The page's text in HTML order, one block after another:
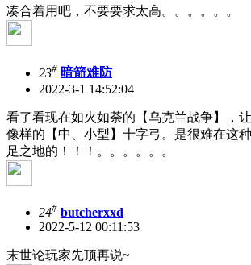
凑合着用吧，不要要求太高。。。。。。
23# 暗箭难防
2022-3-1 14:52:04
看了看现在如火如荼的【乌克兰战争】，
像样的【中、小型】十字弓。是很难在这
足之地的！！！。。。。。。
24# butcherxxd
2022-5-12 00:11:53
末世论玩家先顶再说~